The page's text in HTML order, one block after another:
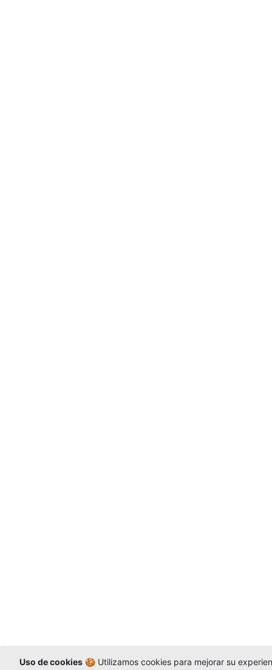
Uso de cookies 🍪 Utilizamos cookies para mejorar su